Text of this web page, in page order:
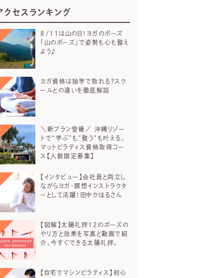
クセスランキング
8/11は山の日！ヨガのポーズ
「山のポーズ」で姿勢も心も整え
よう♪
ヨガ資格は独学で取れる？スク
ールとの違いを徹底解説
＼新プラン登場／ 沖縄リゾー
トで“学ぶ”も”整う”も叶える、
マットピラティス資格取得コー
ス【人数限定募集】
【インタビュー】会社員と両立し
ながらヨガ・瞑想インストラクタ
ーとして活躍！田中かほるさん
【図解】太陽礼拝12のポーズの
やり方と効果を写真と動画で紹
介。今すぐできる太陽礼拝。
【自宅でマシンピラティス】初心